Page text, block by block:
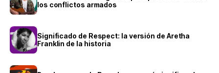
los conflictos armados
Significado de Respect: la versión de Aretha
Franklin de la historia